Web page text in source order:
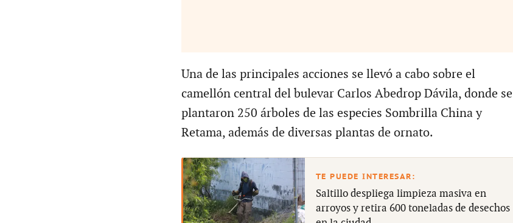
Una de las principales acciones se llevó a cabo sobre el
camellón central del bulevar Carlos Abedrop Dávila, donde se
plantaron 250 árboles de las especies Sombrilla China y
Retama, además de diversas plantas de ornato.
Saltillo despliega limpieza masiva en
arroyos y retira 600 toneladas de desechos